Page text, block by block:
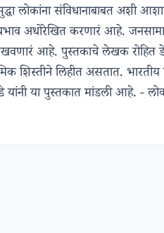
लोकांना संविधानाबाबत अशी
प्रभाव अधोरेखित करणारं आहे.
आहे. पुस्तकाचे लेखक रोहित
लिहीत असतात. भारतीय
या पुस्तकात मांडली आहे. -